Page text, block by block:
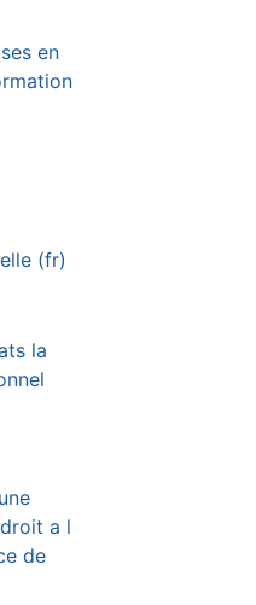
en
(fr)
la
a l
de